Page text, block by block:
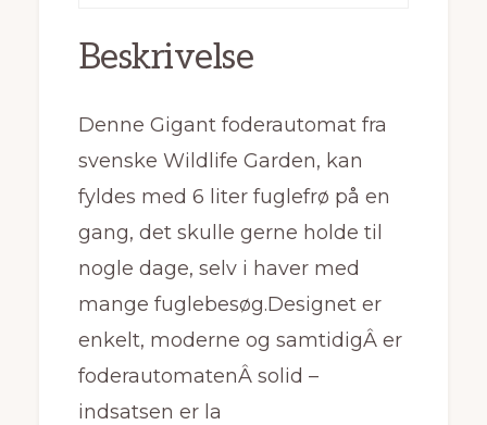
Beskrivelse
Denne Gigant foderautomat fra
svenske Wildlife Garden, kan
fyldes med 6 liter fuglefrø på en
gang, det skulle gerne holde til
nogle dage, selv i haver med
mange fuglebesøg.Designet er
enkelt, moderne og samtidigÂ er
foderautomatenÂ solid –
indsatsen er la